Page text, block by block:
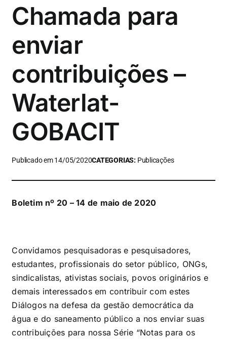
Chamada para
enviar
contribuições –
Waterlat-
GOBACIT
Publicado em 14/05/2020CATEGORIAS: Publicações
Boletim nº 20 – 14 de maio de 2020
Convidamos pesquisadoras e pesquisadores,
estudantes, profissionais do setor público, ONGs,
sindicalistas, ativistas sociais, povos originários e
demais interessados em contribuir com estes
Diálogos na defesa da gestão democrática da
água e do saneamento público a nos enviar suas
contribuições para nossa Série “Notas para os